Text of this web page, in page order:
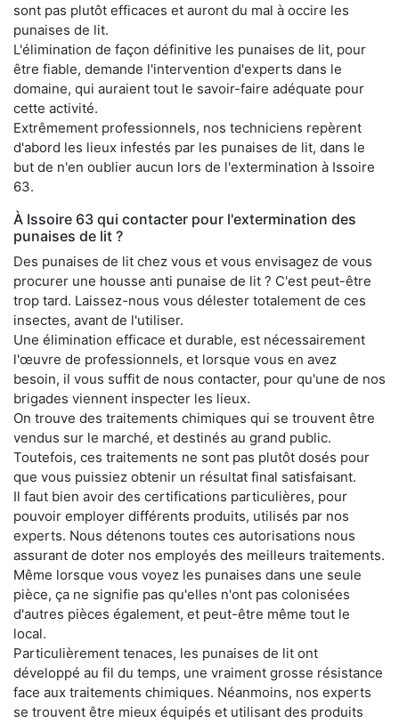
sont pas plutôt efficaces et auront du mal à occire les
punaises de lit.
L'élimination de façon définitive les punaises de lit, pour
être fiable, demande l'intervention d'experts dans le
domaine, qui auraient tout le savoir-faire adéquate pour
cette activité.
Extrêmement professionnels, nos techniciens repèrent
d'abord les lieux infestés par les punaises de lit, dans le
but de n'en oublier aucun lors de l'extermination à Issoire
63.
À Issoire 63 qui contacter pour l'extermination des
punaises de lit ?
Des punaises de lit chez vous et vous envisagez de vous
procurer une housse anti punaise de lit ? C'est peut-être
trop tard. Laissez-nous vous délester totalement de ces
insectes, avant de l'utiliser.
Une élimination efficace et durable, est nécessairement
l'œuvre de professionnels, et lorsque vous en avez
besoin, il vous suffit de nous contacter, pour qu'une de nos
brigades viennent inspecter les lieux.
On trouve des traitements chimiques qui se trouvent être
vendus sur le marché, et destinés au grand public.
Toutefois, ces traitements ne sont pas plutôt dosés pour
que vous puissiez obtenir un résultat final satisfaisant.
Il faut bien avoir des certifications particulières, pour
pouvoir employer différents produits, utilisés par nos
experts. Nous détenons toutes ces autorisations nous
assurant de doter nos employés des meilleurs traitements.
Même lorsque vous voyez les punaises dans une seule
pièce, ça ne signifie pas qu'elles n'ont pas colonisées
d'autres pièces également, et peut-être même tout le
local.
Particulièrement tenaces, les punaises de lit ont
développé au fil du temps, une vraiment grosse résistance
face aux traitements chimiques. Néanmoins, nos experts
se trouvent être mieux équipés et utilisant des produits